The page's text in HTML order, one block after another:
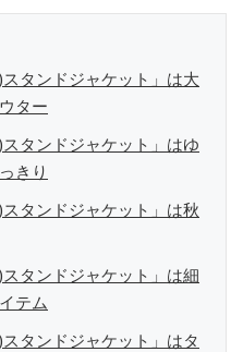
タンドジャケット」は大
ター
タンドジャケット」はゆ
きり
タンドジャケット」は秋
タンドジャケット」は細
テム
タンドジャケット」はタ